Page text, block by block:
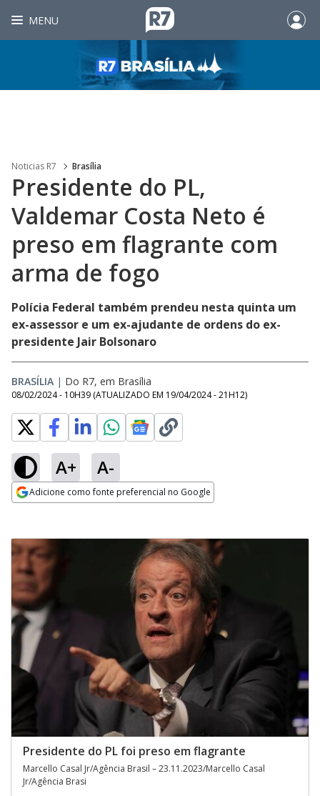
MENU
Noticias R7 Brasília
Presidente do PL,
Valdemar Costa Neto é
preso em flagrante com
arma de fogo
Polícia Federal também prendeu nesta quinta um
ex-assessor e um ex-ajudante de ordens do ex-
presidente Jair Bolsonaro
BRASÍLIA | Do R7, em Brasília
08/02/2024 - 10H39 (ATUALIZADO EM 19/04/2024 - 21H12)
A+ A-
Adicione como fonte preferencial no Google
Presidente do PL foi preso em flagrante
Marcello Casal Jr/Agência Brasil – 23.11.2023/Marcello Casal
Jr/Agência Brasi